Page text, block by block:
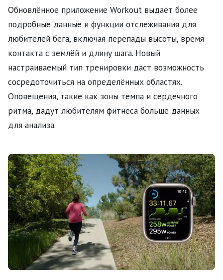
Обновлённое приложение Workout выдаёт более
подробные данные и функции отслеживания для
любителей бега, включая перепады высоты, время
контакта с землёй и длину шага. Новый
настраиваемый тип тренировки даст возможность
сосредоточиться на определённых областях.
Оповещения, такие как зоны темпа и сердечного
ритма, дадут любителям фитнеса больше данных
для анализа.